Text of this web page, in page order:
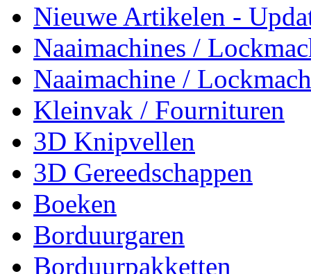
Nieuwe Artikelen -
Naaimachines /
Naaimachine /
Kleinvak / Fournituren
3D Knipvellen
3D Gereedschappen
Boeken
Borduurgaren
Borduurpakketten